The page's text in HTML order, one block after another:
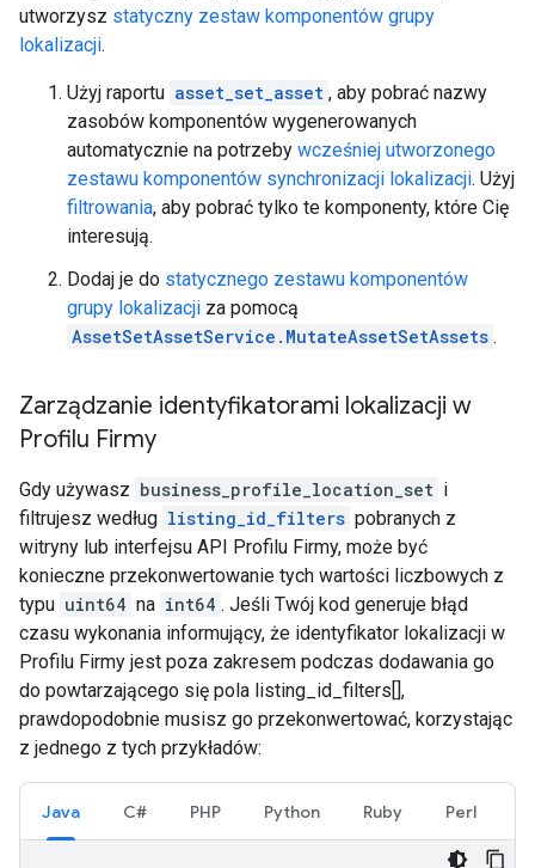
utworzysz statyczny zestaw komponentów grupy
lokalizacji.
Użyj raportu asset_set_asset , aby pobrać nazwy
zasobów komponentów wygenerowanych
automatycznie na potrzeby wcześniej utworzonego
zestawu komponentów synchronizacji lokalizacji. Użyj
filtrowania, aby pobrać tylko te komponenty, które Cię
interesują.
Dodaj je do statycznego zestawu komponentów
grupy lokalizacji za pomocą
AssetSetAssetService.MutateAssetSetAssets .
Zarządzanie identyfikatorami lokalizacji w
Profilu Firmy
Gdy używasz business_profile_location_set i
filtrujesz według listing_id_filters pobranych z
witryny lub interfejsu API Profilu Firmy, może być
konieczne przekonwertowanie tych wartości liczbowych z
typu uint64 na int64 . Jeśli Twój kod generuje błąd
czasu wykonania informujący, że identyfikator lokalizacji w
Profilu Firmy jest poza zakresem podczas dodawania go
do powtarzającego się pola listing_id_filters[],
prawdopodobnie musisz go przekonwertować, korzystając
z jednego z tych przykładów:
Java C# PHP Python Ruby Perl